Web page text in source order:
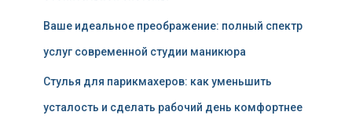
Ваше идеальное преображение: полный спектр
услуг современной студии маникюра
Стулья для парикмахеров: как уменьшить
усталость и сделать рабочий день комфортнее